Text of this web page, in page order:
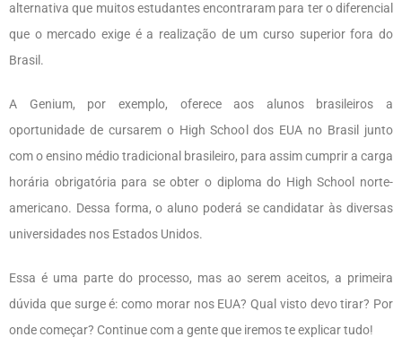
alternativa que muitos estudantes encontraram para ter o diferencial
que o mercado exige é a realização de um curso superior fora do
Brasil.
A Genium, por exemplo, oferece aos alunos brasileiros a
oportunidade de cursarem o High School dos EUA no Brasil junto
com o ensino médio tradicional brasileiro, para assim cumprir a carga
horária obrigatória para se obter o diploma do High School norte-
americano. Dessa forma, o aluno poderá se candidatar às diversas
universidades nos Estados Unidos.
Essa é uma parte do processo, mas ao serem aceitos, a primeira
dúvida que surge é: como morar nos EUA? Qual visto devo tirar? Por
onde começar? Continue com a gente que iremos te explicar tudo!